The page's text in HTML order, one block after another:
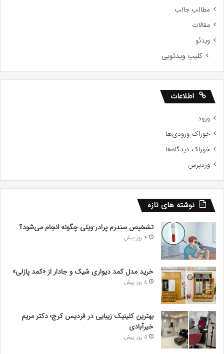
مطالب جالب
مقالات
ویدئو
کلیپ ویدئویی
اطلاعات
ورود
خوراک ورودی‌ها
خوراک دیدگاه‌ها
وردپرس
نوشته های تازه
تشخیص سندرم پرادر-ویلی چگونه انجام می‌شود؟
4 روز پیش
خرید مدل کمد دیواری شیک و جادار از «کمد پازلی»
5 روز پیش
بهترین کلینیک زیبایی در فردیس کرج؛ دکتر مریم
خیرآبادی
5 روز پیش